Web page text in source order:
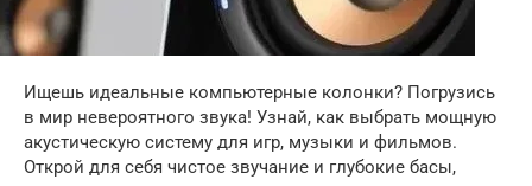
Ищешь идеальные компьютерные колонки? Погрузись
в мир невероятного звука! Узнай, как выбрать мощную
акустическую систему для игр, музыки и фильмов.
Открой для себя чистое звучание и глубокие басы,